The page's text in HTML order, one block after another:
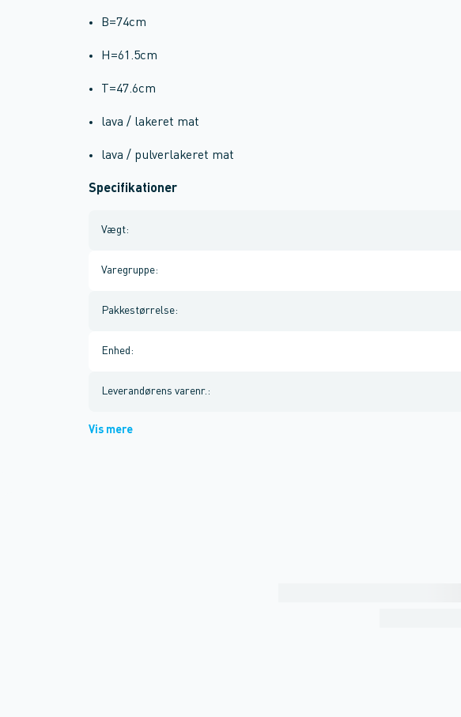
B=74cm
H=61.5cm
T=47.6cm
lava / lakeret mat
lava / pulverlakeret mat
Specifikationer
Vægt:
Varegruppe:
Pakkestørrelse:
Enhed :
Leverandørens varenr. :
Vis mere